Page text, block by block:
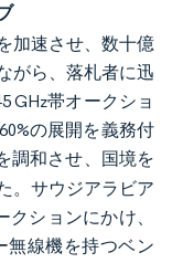
加速させ、数十億
がら、落札者に迅
GHz帯オークショ
の展開を義務付
調和させ、国境を
。サウジアラビア
クションにかけ、
無線機を持つベン